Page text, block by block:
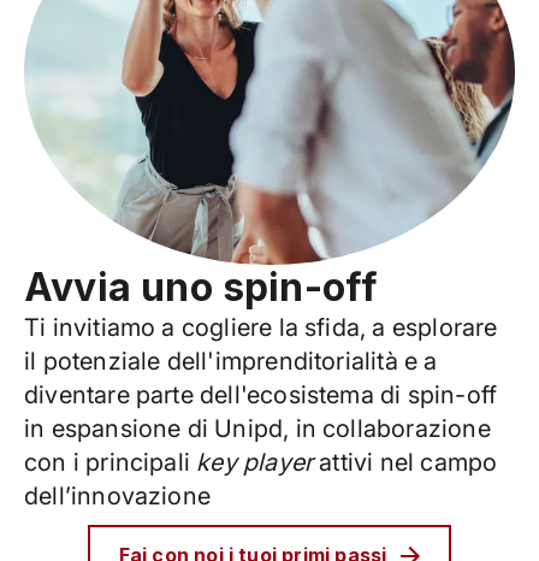
Avvia uno spin-off
Ti invitiamo a cogliere la sfida, a esplorare
il potenziale dell'imprenditorialità e a
diventare parte dell'ecosistema di spin-off
in espansione di Unipd, in collaborazione
con i principali key playerattivi nel campo
dell’innovazione
Fai con noi i tuoi primi passi